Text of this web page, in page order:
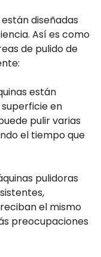
diseñadas
Así es como
de pulido de
están
en
pulir varias
el tiempo que
pulidoras
el mismo
preocupaciones